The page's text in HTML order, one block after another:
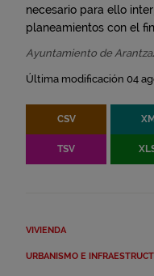
necesario para ello
planeamientos con el
Ayuntamiento de
Última modificación 04
CSV
TSV
VIVIENDA
URBANISMO E